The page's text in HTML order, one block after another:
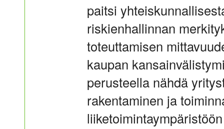
paitsi
riskienhallinnan
toteuttamisen
kaupan
perusteella nähdä
rakentaminen ja